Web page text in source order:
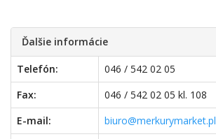
Ďalšie informácie
Telefón:
046 / 542 02 05
Fax:
046 / 542 02 05 kl. 108
E-mail:
biuro@merkurymarket.pl